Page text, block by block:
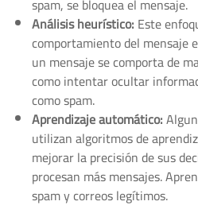
spam, se bloquea el mensaje.
Análisis heurístico: Este
comportamiento del mensaje
un mensaje se comporta de
como intentar ocultar
como spam.
Aprendizaje automático:
utilizan algoritmos de
mejorar la precisión de sus
procesan más mensajes.
spam y correos legítimos.